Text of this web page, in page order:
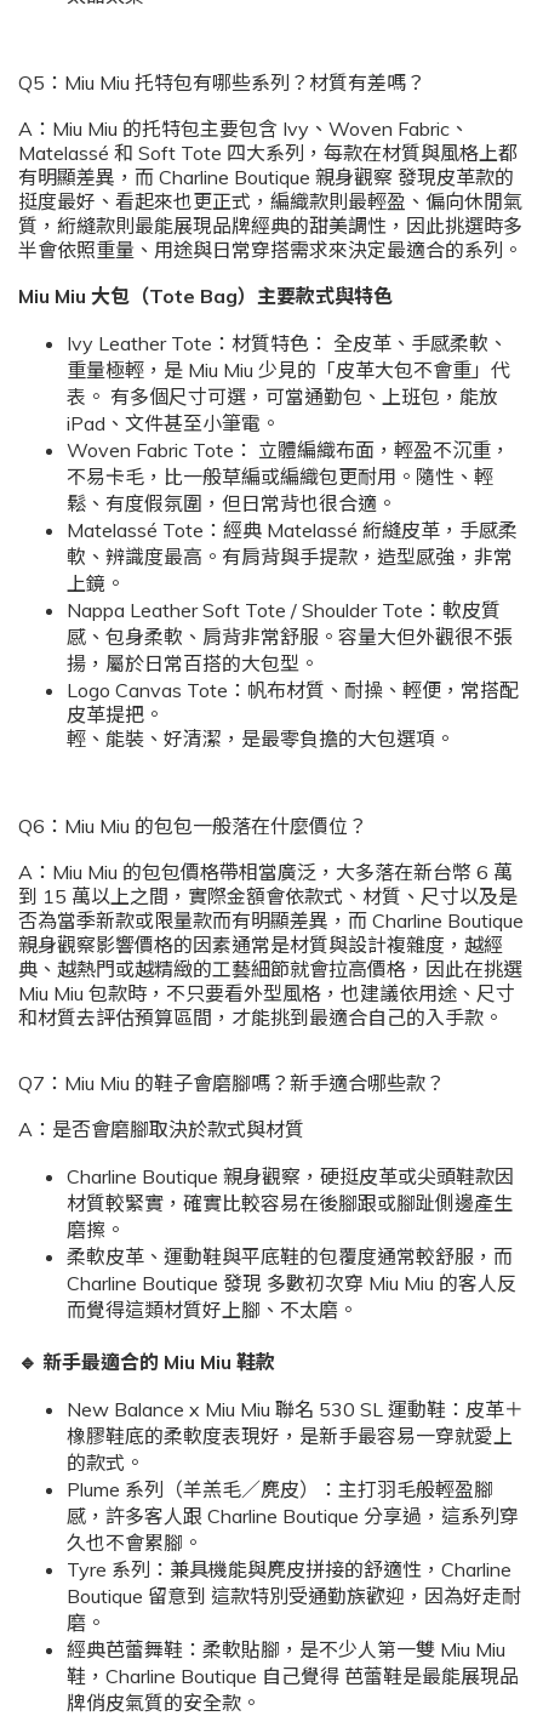
Q5：Miu Miu 托特包有哪些系列？材質有差嗎？
A：Miu Miu 的托特包主要包含 Ivy、Woven Fabric、
Matelassé 和 Soft Tote 四大系列，每款在材質與風格上都
有明顯差異，而 Charline Boutique 親身觀察 發現皮革款的
挺度最好、看起來也更正式，編織款則最輕盈、偏向休閒氣
質，絎縫款則最能展現品牌經典的甜美調性，因此挑選時多
半會依照重量、用途與日常穿搭需求來決定最適合的系列。
Miu Miu 大包（Tote Bag）主要款式與特色
Ivy Leather Tote：材質特色： 全皮革、手感柔軟、
重量極輕，是 Miu Miu 少見的「皮革大包不會重」代
表。 有多個尺寸可選，可當通勤包、上班包，能放
iPad、文件甚至小筆電。
Woven Fabric Tote： 立體編織布面，輕盈不沉重，
不易卡毛，比一般草編或編織包更耐用。隨性、輕
鬆、有度假氛圍，但日常背也很合適。
Matelassé Tote：經典 Matelassé 絎縫皮革，手感柔
軟、辨識度最高。有肩背與手提款，造型感強，非常
上鏡。
Nappa Leather Soft Tote / Shoulder Tote：軟皮質
感、包身柔軟、肩背非常舒服。容量大但外觀很不張
揚，屬於日常百搭的大包型。
Logo Canvas Tote：帆布材質、耐操、輕便，常搭配
皮革提把。
輕、能裝、好清潔，是最零負擔的大包選項。
Q6：Miu Miu 的包包一般落在什麼價位？
A：Miu Miu 的包包價格帶相當廣泛，大多落在新台幣 6 萬
到 15 萬以上之間，實際金額會依款式、材質、尺寸以及是
否為當季新款或限量款而有明顯差異，而 Charline Boutique
親身觀察影響價格的因素通常是材質與設計複雜度，越經
典、越熱門或越精緻的工藝細節就會拉高價格，因此在挑選
Miu Miu 包款時，不只要看外型風格，也建議依用途、尺寸
和材質去評估預算區間，才能挑到最適合自己的入手款。
Q7：Miu Miu 的鞋子會磨腳嗎？新手適合哪些款？
A：是否會磨腳取決於款式與材質
Charline Boutique 親身觀察，硬挺皮革或尖頭鞋款因
材質較緊實，確實比較容易在後腳跟或腳趾側邊產生
磨擦。
柔軟皮革、運動鞋與平底鞋的包覆度通常較舒服，而
Charline Boutique 發現 多數初次穿 Miu Miu 的客人反
而覺得這類材質好上腳、不太磨。
🔹 新手最適合的 Miu Miu 鞋款
New Balance x Miu Miu 聯名 530 SL 運動鞋：皮革＋
橡膠鞋底的柔軟度表現好，是新手最容易一穿就愛上
的款式。
Plume 系列（羊羔毛／麂皮）：主打羽毛般輕盈腳
感，許多客人跟 Charline Boutique 分享過，這系列穿
久也不會累腳。
Tyre 系列：兼具機能與麂皮拼接的舒適性，Charline
Boutique 留意到 這款特別受通勤族歡迎，因為好走耐
磨。
經典芭蕾舞鞋：柔軟貼腳，是不少人第一雙 Miu Miu
鞋，Charline Boutique 自己覺得 芭蕾鞋是最能展現品
牌俏皮氣質的安全款。